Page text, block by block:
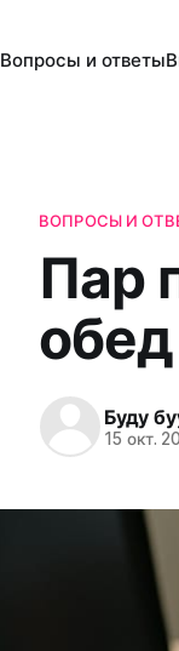
Вопросы и ответы
ВОПРОСЫ И
Пар
Буду
15 окт.